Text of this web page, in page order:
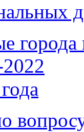
города